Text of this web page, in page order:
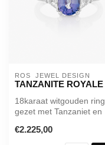
ROS  JEWEL DESIGN
TANZANITE ROYALE
18karaat witgouden ring
gezet met Tanzaniet en
€2.225,00